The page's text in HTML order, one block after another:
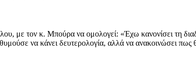
με τον κ. Μπούρα να ομολογεί: «Έχω κανονίσει τη
να κάνει δευτερολογία, αλλά να ανακοινώσει πως